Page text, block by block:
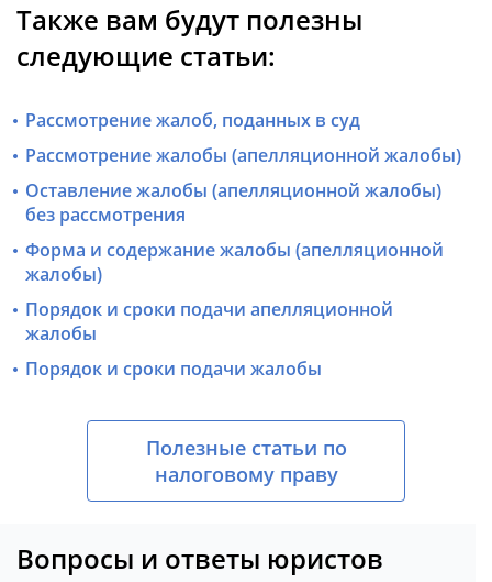
Также вам будут полезны
следующие статьи:
Рассмотрение жалоб, поданных в суд
Рассмотрение жалобы (апелляционной жалобы)
Оставление жалобы (апелляционной жалобы)
без рассмотрения
Форма и содержание жалобы (апелляционной
жалобы)
Порядок и сроки подачи апелляционной
жалобы
Порядок и сроки подачи жалобы
Полезные статьи по
налоговому праву
Вопросы и ответы юристов